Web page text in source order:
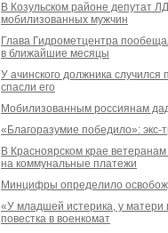
В Козульском районе депутат
мобилизованных мужчин
Глава Гидрометцентра
в ближайшие месяцы
У ачинского должника
спасли его
Мобилизованным россиянам
«Благоразумие победило»: экс-
В Красноярском крае
на коммунальные платежи
Минцифры определило
«У младшей истерика, у матери
повестка в военкомат